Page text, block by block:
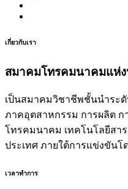
เกี่ยวกับเรา
สมาคมโทรคมนาคมแห่ง
เป็นสมาคมวิชาชีพชั้นนำระ
ภาคอุตสาหกรรม การผลิต ก
โทรคมนาคม เทคโนโลยีสา
ประเทศ ภายใต้การแข่งขันโ
เวลาทำการ